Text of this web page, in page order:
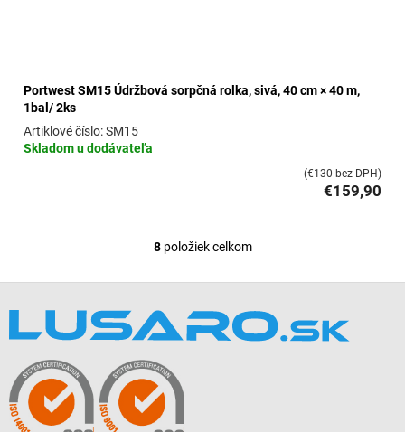
Portwest SM15 Údržbová sorpčná rolka, sivá, 40 cm × 40 m,
1bal/ 2ks
Skladom u dodávateľa
SM15
€159,90
(€130 bez DPH)
O
l
d
a
8položiek celkom